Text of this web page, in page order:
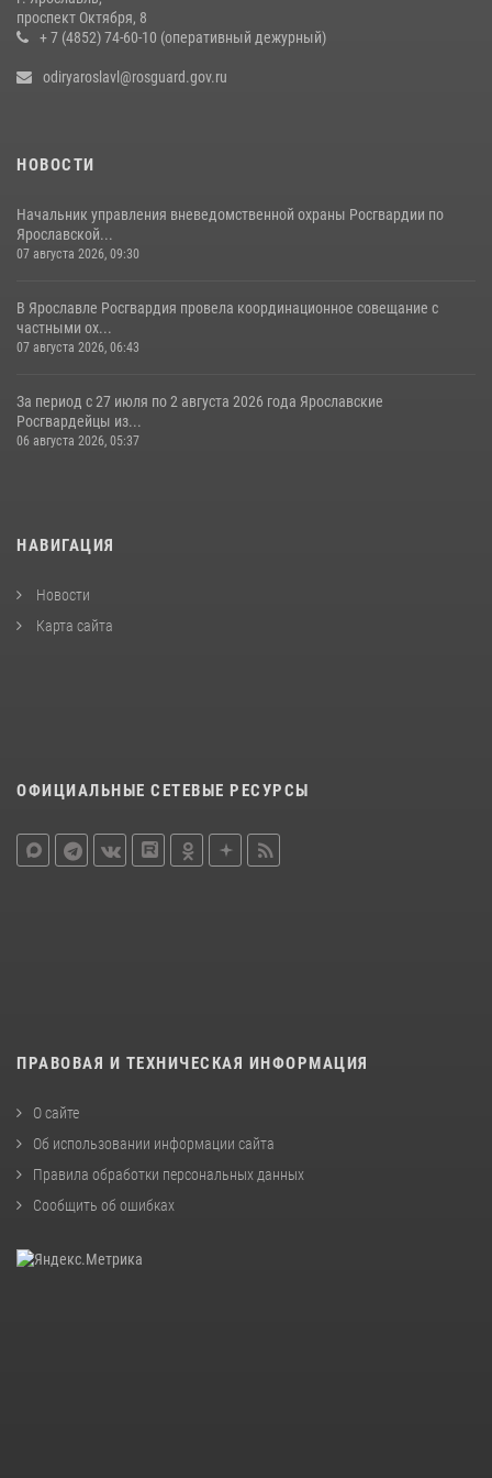
13 июля 2026, 08:33
проспект Октября, 8
+ 7 (4852) 74-60-10 (оперативный дежурный)
odiryaroslavl@rosguard.gov.ru
НОВОСТИ
Начальник управления вневедомственной охраны Росгвардии по
Ярославской...
07 августа 2026, 09:30
В Ярославле Росгвардия провела координационное совещание с
частными ох...
07 августа 2026, 06:43
За период с 27 июля по 2 августа 2026 года Ярославские
Росгвардейцы из...
06 августа 2026, 05:37
НАВИГАЦИЯ
Новости
Карта сайта
ОФИЦИАЛЬНЫЕ СЕТЕВЫЕ РЕСУРСЫ
ПРАВОВАЯ И ТЕХНИЧЕСКАЯ ИНФОРМАЦИЯ
О сайте
Об использовании информации сайта
Правила обработки персональных данных
Сообщить об ошибках